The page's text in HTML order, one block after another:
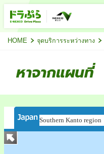
HOME จุดบริการระหว่างทาง
หาจากแผนที่